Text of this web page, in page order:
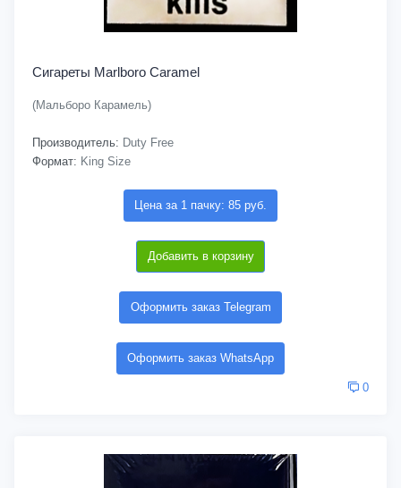
Сигареты Marlboro Caramel
(Мальборо Карамель)
Производитель: Duty Free
Формат: King Size
Цена за 1 пачку: 85 руб.
Добавить в корзину
Оформить заказ Telegram
Оформить заказ WhatsApp
0